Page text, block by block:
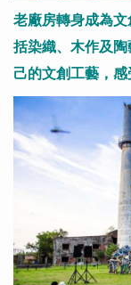
老廠房轉身成為
括染織、木作及
己的文創工藝，感